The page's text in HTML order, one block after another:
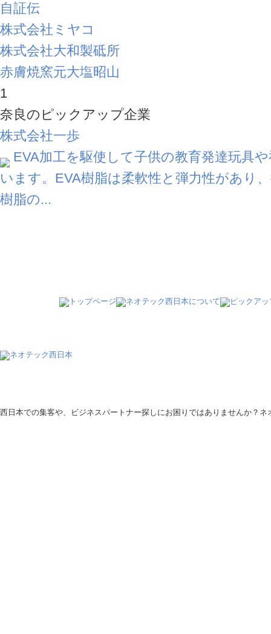
自証伝
株式会社ミヤコ
株式会社大和製砥所
赤膚焼窯元大塩昭山
1
奈良のピックアップ企業
株式会社一歩
EVA加工を駆使して子供の教育発達玩具
います。EVA樹脂は柔軟性と弾力性があり
樹脂の...
西日本での集客や、ビジネスパートナー探しにお困りではありませんか？